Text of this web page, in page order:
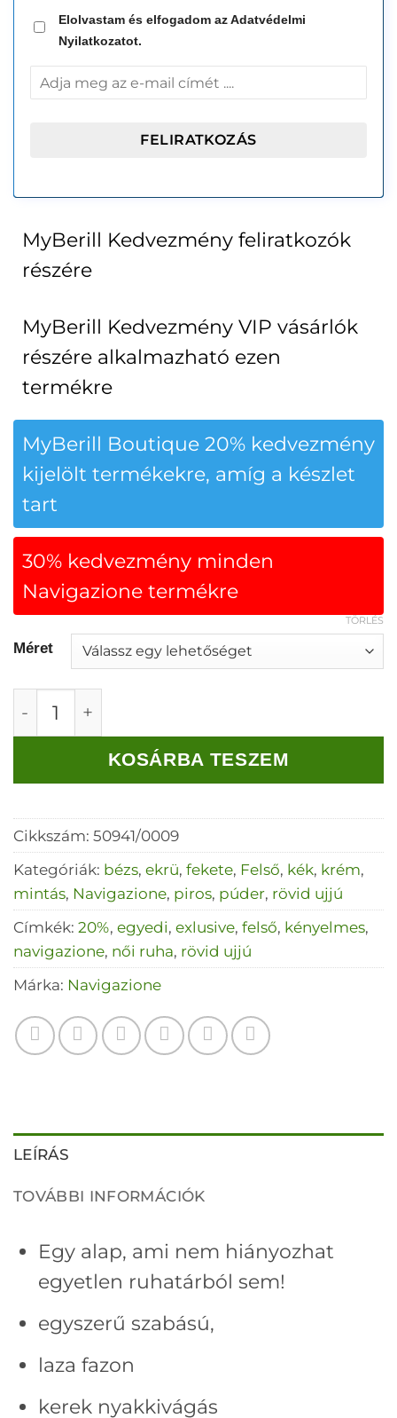
Elolvastam és elfogadom az Adatvédelmi
Nyilatkozatot.
MyBerill Kedvezmény feliratkozók
részére
MyBerill Kedvezmény VIP vásárlók
részére alkalmazható ezen
termékre
MyBerill Boutique 20% kedvezmény
kijelölt termékekre, amíg a készlet
tart
30% kedvezmény minden
Navigazione termékre
Méret
TÖRLÉS
Navigazione pink-kék mintás felső mennyiség
KOSÁRBA TESZEM
Cikkszám: 50941/0009
Kategóriák: bézs, ekrü, fekete, Felső, kék, krém,
mintás, Navigazione, piros, púder, rövid ujjú
Címkék: 20%, egyedi, exlusive, felső, kényelmes,
navigazione, női ruha, rövid ujjú
Márka: Navigazione
LEÍRÁS
TOVÁBBI INFORMÁCIÓK
Egy alap, ami nem hiányozhat
egyetlen ruhatárból sem!
egyszerű szabású,
laza fazon
kerek nyakkivágás